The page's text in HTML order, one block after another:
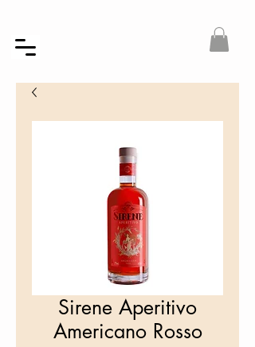
Sirene Aperitivo
Americano Rosso